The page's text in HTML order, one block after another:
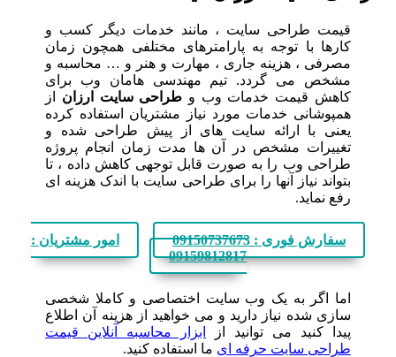
طراحی سایت ، مانند خدمات دیگر کسب و
با توجه به پارامترهای مختلفی همچون زمان
، هزینه جاری ، مهارت و هنر و … محاسبه و
می گردد. تیم مهندسی هامان وب برای
قیمت خدمات وب وطراحی سایت ارزاناز
خدمات مورد نیاز مشتریان استفاده کرده
با ارائه سایت های از پیش طراحی شده و
مشخص در آن ها مدت زمان انجام پروژه
وب را به صورت قابل توجهی کاهش داده ، تا
نیاز آنها را برای طراحی سایت با اندک هزینه ای
نماید.
سفارش فوری : 09150737673
امور مشتریان :
09159812817
اگر به یک وب سایت اختصاصی و کاملا شخصی
شده نیاز دارید و می خواهید از هزینه آن اطلاع
کنید می توانید از ابزار محاسبه آنلاین قیمت
سایت حرفه ایما استفاده کنید.